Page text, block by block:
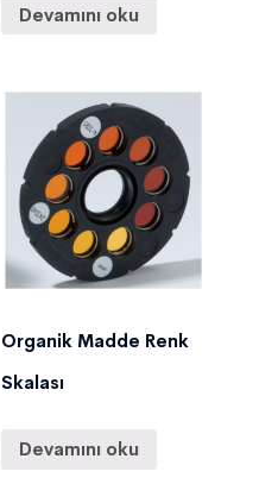
Devamını oku
Organik Madde Renk
Skalası
Devamını oku